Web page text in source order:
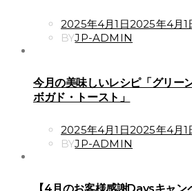
POSTED
ON
2025年4月1日2025年4月1
BYJP-ADMIN
今月の美味しいレシピ「グリー
ボガド・トースト」
POSTED
ON
2025年4月1日2025年4月1
BYJP-ADMIN